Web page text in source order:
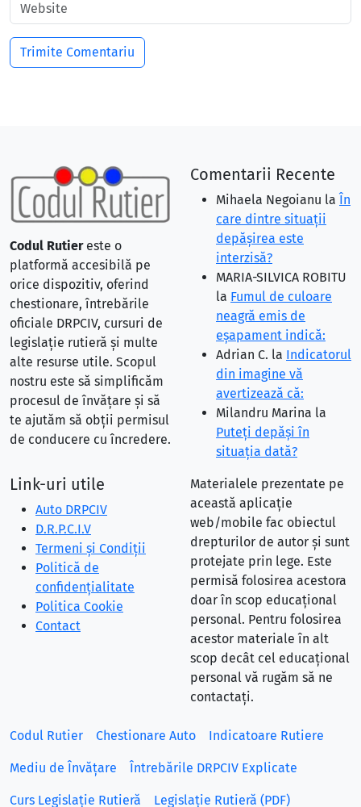
Codul Rutiereste o
platformă accesibilă pe
orice dispozitiv, oferind
chestionare, întrebările
oficiale DRPCIV, cursuri de
legislație rutieră și multe
alte resurse utile. Scopul
nostru este să simplificăm
procesul de învățare și să
te ajutăm să obții permisul
de conducere cu încredere.
Comentarii Recente
Mihaela Negoianu la În
care dintre situaţii
depăşirea este
interzisă?
MARIA-SILVICA ROBITU
la Fumul de culoare
neagră emis de
eşapament indică:
Adrian C. la Indicatorul
din imagine vă
avertizează că:
Milandru Marina la
Puteţi depăşi în
situaţia dată?
Link-uri utile
Auto DRPCIV
D.R.P.C.I.V
Termeni și Condiții
Politică de
confidențialitate
Politica Cookie
Contact
Materialele prezentate pe
această aplicație
web/mobile fac obiectul
drepturilor de autor și sunt
protejate prin lege. Este
permisă folosirea acestora
doar în scop educațional
personal. Pentru folosirea
acestor materiale în alt
scop decât cel educațional
personal vă rugăm să ne
contactați.
Codul Rutier Chestionare Auto Indicatoare Rutiere
Mediu de Învățare Întrebările DRPCIV Explicate
Curs Legislație Rutieră Legislație Rutieră (PDF)